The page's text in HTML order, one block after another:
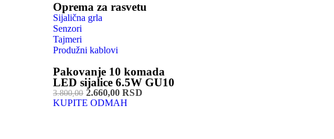
Oprema za rasvetu
Sijalična grla
Senzori
Tajmeri
Produžni kablovi
Pakovanje 10 komada
LED sijalice 6.5W GU10
3.800,002.660,00 RSD
KUPITE ODMAH